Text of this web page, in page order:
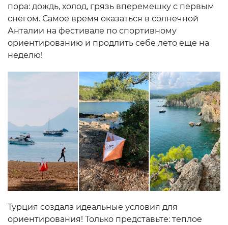
пора: дождь, холод, грязь вперемешку с первым
снегом. Самое время оказаться в солнечной
Анталии на фестивале по спортивному
ориентированию и продлить себе лето еще на
неделю!
Турция создала идеальные условия для
ориентирования! Только представьте: теплое